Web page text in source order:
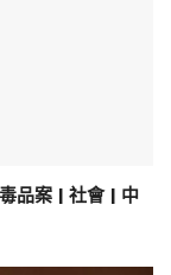
品案 | 社會 | 中